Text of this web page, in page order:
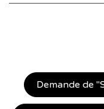
Demande de